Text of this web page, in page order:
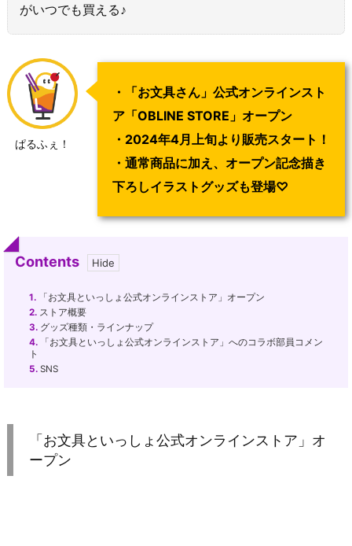
がいつでも買える♪
ぱるふぇ！
・「お文具さん」公式オンラインスト
ア「OBLINE STORE」オープン
・2024年4月上旬より販売スタート！
・通常商品に加え、オープン記念描き
下ろしイラストグッズも登場♡
Contents
1. 「お文具といっしょ公式オンラインストア」オープン
2. ストア概要
3. グッズ種類・ラインナップ
4. 「お文具といっしょ公式オンラインストア」へのコラボ部員コメン
ト
5. SNS
「お文具といっしょ公式オンラインストア」オ
ープン